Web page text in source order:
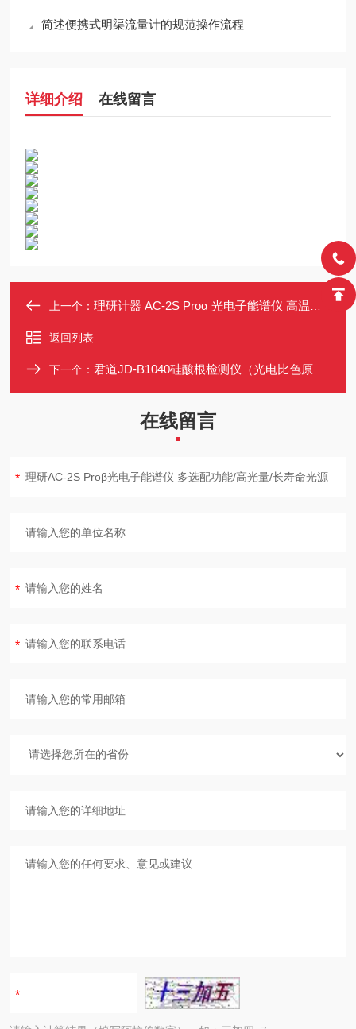
简述便携式明渠流量计的规范操作流程
详细介绍 在线留言
上一个： 理研计器 AC-2S Proα 光电子能谱仪 高温测定 新型LDLS光源
返回列表
下一个： 君道JD-B1040硅酸根检测仪（光电比色原理）进口单色冷光源
在线留言